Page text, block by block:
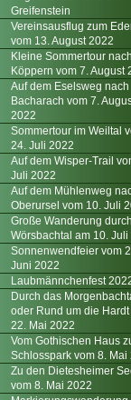
Greifenstein
Vereinsausflug zum
vom 13. August 2022
Kleine Sommertour nach
Köppern vom 7. August
Auf dem Eselsweg nach
Bacharach vom 7.
2022
Sommertour im Weiltal
24. Juli 2022
Auf dem Wisper-Trail
Juli 2022
Auf dem Mühlenweg
Oberursel vom 10. Juli
Große Wanderung
Wörsbachtal am 10. Juli
Sonnenwendfeier vom
Juni 2022
Laubmännchenfest
Durch das
oder Rund um die Hardt
22. Mai 2022
Vom Gothischen Haus
Schlosspark vom 8. Mai
Zu den Dietesheimer
vom 8. Mai 2022